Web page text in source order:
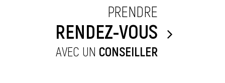
PRENDRE
RENDEZ-VOUS
AVEC UN CONSEILLER